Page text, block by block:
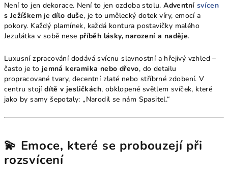
Není to jen dekorace. Není to jen ozdoba stolu.Adventní svícen
s Ježíškem je dílo duše, je to umělecký dotek víry, emocí a
pokory. Každý plamínek, každá kontura postavičky malého
Jezulátka v sobě nese příběh lásky, narození a naděje.
Luxusní zpracování dodává svícnu slavnostní a hřejivý vzhled –
často je to jemná keramika nebo dřevo, do detailu
propracované tvary, decentní zlaté nebo stříbrné zdobení. V
centru stojídítě v jesličkách, obklopené světlem svíček, které
jako by samy šepotaly: „Narodil se nám Spasitel.“
💫 Emoce, které se probouzejí při
rozsvícení